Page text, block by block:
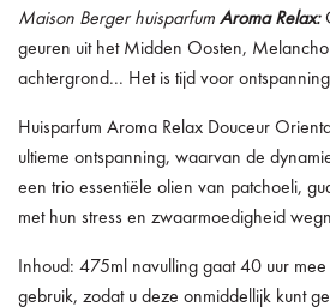
Maison Berger huisparfum Aroma Relax:
geuren uit het Midden Oosten,
achtergrond... Het is tijd voor
Huisparfum Aroma Relax Douceur
ultieme ontspanning, waarvan de
een trio essentiële olien van patchoeli,
met hun stress en zwaarmoedigheid
Inhoud: 475ml navulling gaat 40 uur
gebruik, zodat u deze onmiddellijk kunt